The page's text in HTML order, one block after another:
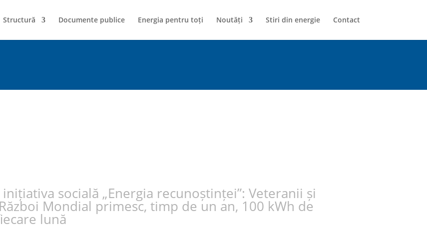
Structură Documente publice Energia pentru toți Noutăți Stiri din energie Contact
socială „Energia recunoștinței”: Veteranii și
Mondial primesc, timp de un an, 100 kWh de
lună